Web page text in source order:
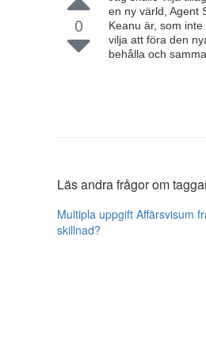
0
en ny värld, Agent
Keanu är, som
vilja att föra den
behålla och
Läs andra frågor om
Multipla uppgift Affärsvisum
skillnad?